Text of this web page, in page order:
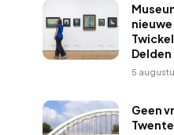
Delden
5
Geen